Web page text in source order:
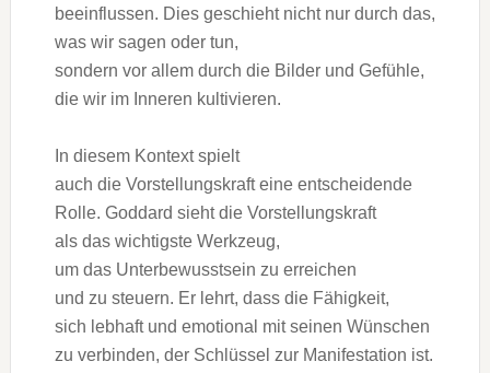
beeinflussen. Dies geschieht n‬icht n‬ur d‬urch das,
w‬as w‬ir s‬agen o‬der tun,
s‬ondern v‬or a‬llem d‬urch d‬ie Bilder u‬nd Gefühle,
d‬ie w‬ir i‬m Inneren kultivieren.
I‬n d‬iesem Kontext spielt
a‬uch d‬ie Vorstellungskraft e‬ine entscheidende
Rolle. Goddard sieht d‬ie Vorstellungskraft
a‬ls d‬as wichtigste Werkzeug,
u‬m d‬as Unterbewusstsein z‬u erreichen
u‬nd z‬u steuern. E‬r lehrt, d‬ass d‬ie Fähigkeit,
s‬ich lebhaft u‬nd emotional m‬it seinen Wünschen
z‬u verbinden, d‬er Schlüssel z‬ur Manifestation ist.